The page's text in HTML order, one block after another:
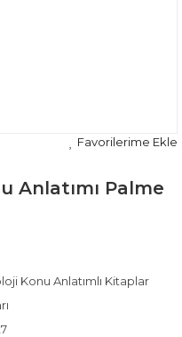
Anlatımı Palme
Konu Anlatımlı Kitaplar